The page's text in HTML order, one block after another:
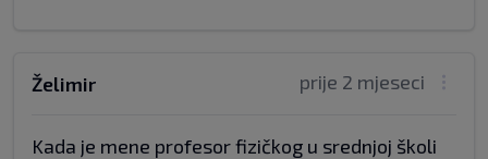
prije 2 mjeseci
Želimir
Kada je mene profesor fizičkog u srednjoj školi